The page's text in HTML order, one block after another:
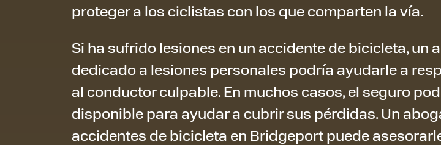
proteger a los ciclistas con los que comparten la vía.
Si ha sufrido lesiones en un accidente de bicicleta, un
dedicado a lesiones personales podría ayudarle a
al conductor culpable. En muchos casos, el seguro
disponible para ayudar a cubrir sus pérdidas. Un
accidentes de bicicleta en Bridgeport puede